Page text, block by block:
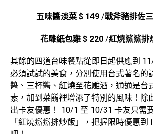
五味醬淡菜 $ 149/戰斧豬排佐
花雕紙包雞 $ 220/紅燒鯊鯊排
其餘的四道台味餐點從即日起供應到
必須試試的美食，分別使用台式著名的
醬、三杯醬、紅燒至花雕酒，通通是台
素，加到菜餚裡增添了特別的風味！除
出卡友優惠！ 10/1 至 10/31 卡友只需
「紅燒鯊鯊排炒飯」，把握限時優惠到